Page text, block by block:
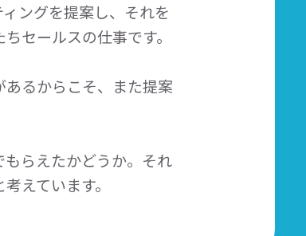
ングを提案し、それを
セールスの仕事です。
るからこそ、また提案
らえたかどうか。それ
えています。